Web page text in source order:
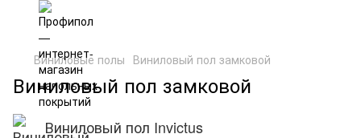
Виниловые полы Виниловый пол замковой
Виниловый пол замковой
Виниловый пол Invictus